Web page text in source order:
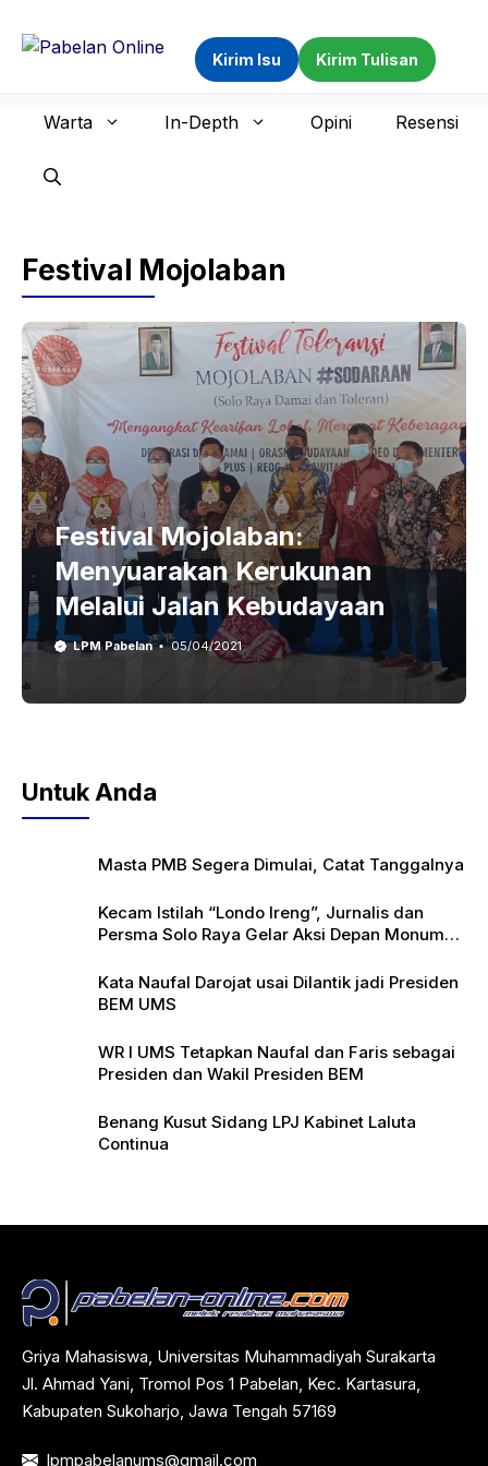
Kirim Isu Kirim Tulisan
Warta In-Depth Opini Resensi
Festival Mojolaban
Festival Mojolaban:
Menyuarakan Kerukunan
Melalui Jalan Kebudayaan
LPM Pabelan 05/04/2021
Untuk Anda
Masta PMB Segera Dimulai, Catat Tanggalnya
Kecam Istilah “Londo Ireng”, Jurnalis dan
Persma Solo Raya Gelar Aksi Depan Monumen
Kata Naufal Darojat usai Dilantik jadi Presiden
BEM UMS
WR I UMS Tetapkan Naufal dan Faris sebagai
Presiden dan Wakil Presiden BEM
Benang Kusut Sidang LPJ Kabinet Laluta
Continua
Griya Mahasiswa, Universitas Muhammadiyah Surakarta
Jl. Ahmad Yani, Tromol Pos 1 Pabelan, Kec. Kartasura,
Kabupaten Sukoharjo, Jawa Tengah 57169
lpmpabelanums@gmail.com